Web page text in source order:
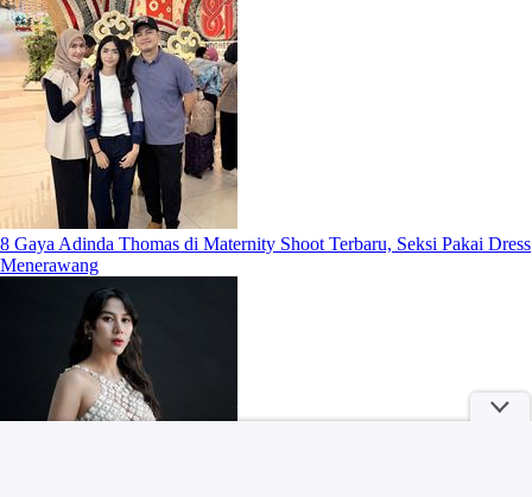
8 Gaya Adinda Thomas di Maternity Shoot Terbaru, Seksi Pakai Dress
Menerawang